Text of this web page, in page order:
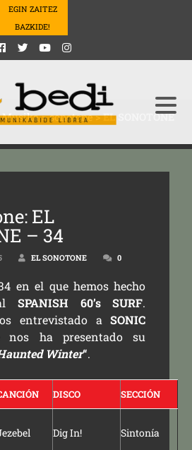
EGIN ZAITEZ
BAZKIDE!
Musika>sonotone>EL SONOTONE
EL
– 34
EL SONOTONE 0
en el que hemos hecho
SPANISH 60’s SURF.
entrevistado aSONIC
nos ha presentado su
Winter“.
DISCO SECCIÓN
Dig In! Sintonía